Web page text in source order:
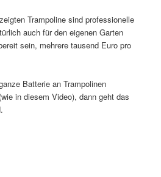
Trampoline sind professionelle
auch für den eigenen Garten
sein, mehrere tausend Euro pro
Batterie an Trampolinen
in diesem Video), dann geht das